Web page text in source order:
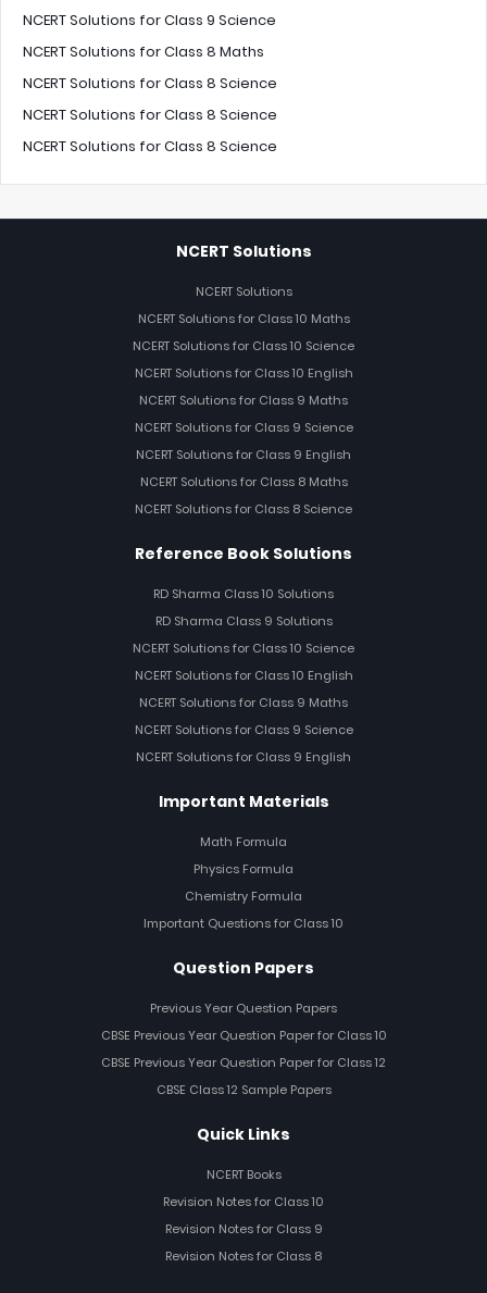
NCERT Solutions for Class 9 Science
NCERT Solutions for Class 8 Maths
NCERT Solutions for Class 8 Science
NCERT Solutions for Class 8 Science
NCERT Solutions for Class 8 Science
NCERT Solutions
NCERT Solutions
NCERT Solutions for Class 10 Maths
NCERT Solutions for Class 10 Science
NCERT Solutions for Class 10 English
NCERT Solutions for Class 9 Maths
NCERT Solutions for Class 9 Science
NCERT Solutions for Class 9 English
NCERT Solutions for Class 8 Maths
NCERT Solutions for Class 8 Science
Reference Book Solutions
RD Sharma Class 10 Solutions
RD Sharma Class 9 Solutions
NCERT Solutions for Class 10 Science
NCERT Solutions for Class 10 English
NCERT Solutions for Class 9 Maths
NCERT Solutions for Class 9 Science
NCERT Solutions for Class 9 English
Important Materials
Math Formula
Physics Formula
Chemistry Formula
Important Questions for Class 10
Question Papers
Previous Year Question Papers
CBSE Previous Year Question Paper for Class 10
CBSE Previous Year Question Paper for Class 12
CBSE Class 12 Sample Papers
Quick Links
NCERT Books
Revision Notes for Class 10
Revision Notes for Class 9
Revision Notes for Class 8